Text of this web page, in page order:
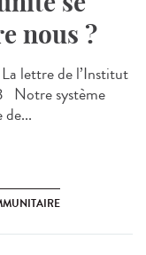
nous ?
lettre de l’Institut
Notre système